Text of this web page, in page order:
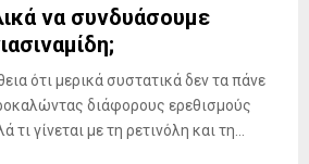
να συνδυάσουμε
ότι μερικά συστατικά δεν τα πάνε
διάφορους ερεθισμούς
γίνεται με τη ρετινόλη και τη...